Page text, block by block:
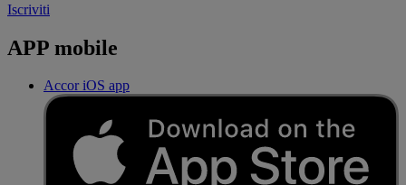
Iscriviti
APP mobile
Accor iOS app